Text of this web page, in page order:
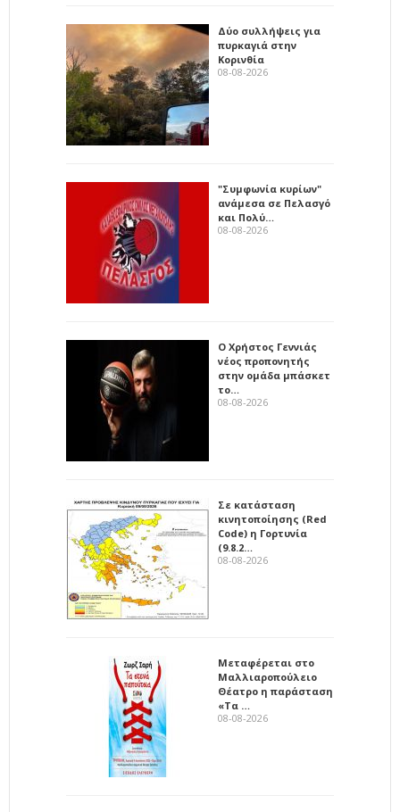
Δύο συλλήψεις για
πυρκαγιά στην
Κορινθία
08-08-2026
"Συμφωνία κυρίων"
ανάμεσα σε Πελασγό
και Πολύ…
08-08-2026
Ο Χρήστος Γεννιάς
νέος προπονητής
στην ομάδα μπάσκετ
το…
08-08-2026
Σε κατάσταση
κινητοποίησης (Red
Code) η Γορτυνία
(9.8.2…
08-08-2026
Μεταφέρεται στο
Μαλλιαροπούλειο
Θέατρο η παράσταση
«Τα …
08-08-2026